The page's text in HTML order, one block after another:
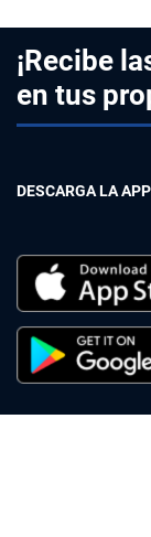
¡Recibe
en tus
DESCARGA LA APP